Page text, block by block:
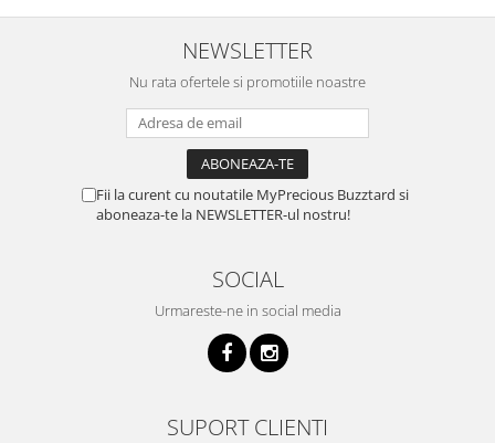
NEWSLETTER
Nu rata ofertele si promotiile noastre
Fii la curent cu noutatile MyPrecious Buzztard si
aboneaza-te la NEWSLETTER-ul nostru!
SOCIAL
Urmareste-ne in social media
SUPORT CLIENTI